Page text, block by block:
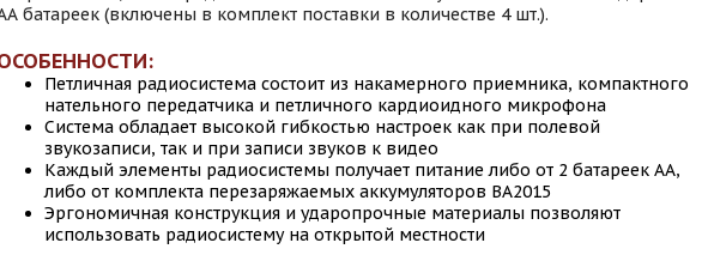
батареек (включены в комплект поставки в количестве 4 шт.).
Петличная радиосистема состоит из накамерного приемника, компактного
нательного передатчика и петличного кардиоидного микрофона
Система обладает высокой гибкостью настроек как при полевой
звукозаписи, так и при записи звуков к видео
Каждый элементы радиосистемы получает питание либо от 2 батареек АА,
либо от комплекта перезаряжаемых аккумуляторов ВА2015
Эргономичная конструкция и ударопрочные материалы позволяют
использовать радиосистему на открытой местности